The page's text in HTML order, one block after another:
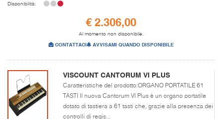
Disponibilità:
€ 2.306,00
Al momento non disponibile.
CONTATTACI AVVISAMI QUANDO DISPONIBILE
VISCOUNT CANTORUM VI PLUS
Caratteristiche del prodotto:ORGANO PORTATILE 61
TASTI Il nuova Cantorum VI Plus è un organo portatile
dotato di tastiera a 61 tasti che, grazie alla presenza dei
controlli di regis...